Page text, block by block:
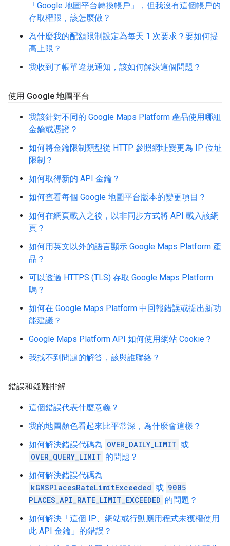
「Google 地圖平台轉換帳戶」，但我沒有這個帳戶的
存取權限，該怎麼做？
為什麼我的配額限制設定為每天 1 次要求？要如何提
高上限？
我收到了帳單違規通知，該如何解決這個問題？
使用 Google 地圖平台
我該針對不同的 Google Maps Platform 產品使用哪組
金鑰或憑證？
如何將金鑰限制類型從 HTTP 參照網址變更為 IP 位址
限制？
如何取得新的 API 金鑰？
如何查看每個 Google 地圖平台版本的變更項目？
如何在網頁載入之後，以非同步方式將 API 載入該網
頁？
如何用英文以外的語言顯示 Google Maps Platform 產
品？
可以透過 HTTPS (TLS) 存取 Google Maps Platform
嗎？
如何在 Google Maps Platform 中回報錯誤或提出新功
能建議？
Google Maps Platform API 如何使用網站 Cookie？
我找不到問題的解答，該與誰聯絡？
錯誤和疑難排解
這個錯誤代表什麼意義？
我的地圖顏色看起來比平常深，為什麼會這樣？
如何解決錯誤代碼為 OVER_DAILY_LIMIT 或
OVER_QUERY_LIMIT 的問題？
如何解決錯誤代碼為
kGMSPlacesRateLimitExceeded 或 9005
PLACES_API_RATE_LIMIT_EXCEEDED 的問題？
如何解決「這個 IP、網站或行動應用程式未獲權使用
此 API 金鑰」的錯誤？